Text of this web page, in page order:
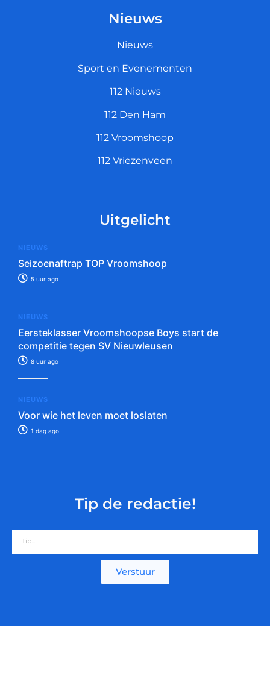
Nieuws
Nieuws
Sport en Evenementen
112 Nieuws
112 Den Ham
112 Vroomshoop
112 Vriezenveen
Uitgelicht
NIEUWS
Seizoenaftrap TOP Vroomshoop
5 uur ago
NIEUWS
Eersteklasser Vroomshoopse Boys start de
competitie tegen SV Nieuwleusen
8 uur ago
NIEUWS
Voor wie het leven moet loslaten
1 dag ago
Tip de redactie!
Verstuur